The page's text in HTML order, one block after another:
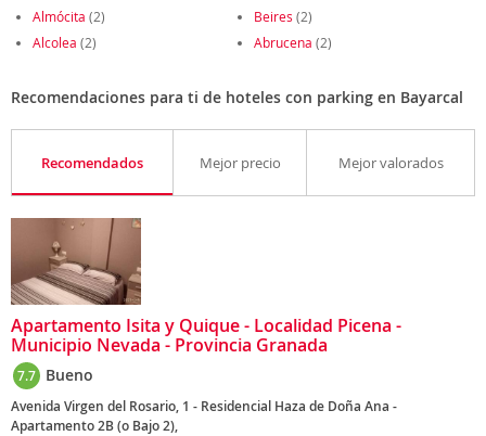
Almócita (2) Beires (2)
Alcolea (2) Abrucena (2)
Recomendaciones para ti de hoteles con parking en Bayarcal
Recomendados Mejor precio Mejor valorados
Apartamento Isita y Quique - Localidad Picena -
Municipio Nevada - Provincia Granada
7.7 Bueno
Avenida Virgen del Rosario, 1 - Residencial Haza de Doña Ana -
Apartamento 2B (o Bajo 2),